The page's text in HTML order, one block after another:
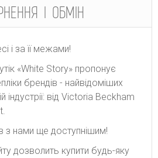
І ОБМІН
і за її межами!
«White Story» пропонує
брендів - найвідоміших
індустрії: від Victoria Beckham
з нами ще доступнішим!
дозволить купити будь-яку